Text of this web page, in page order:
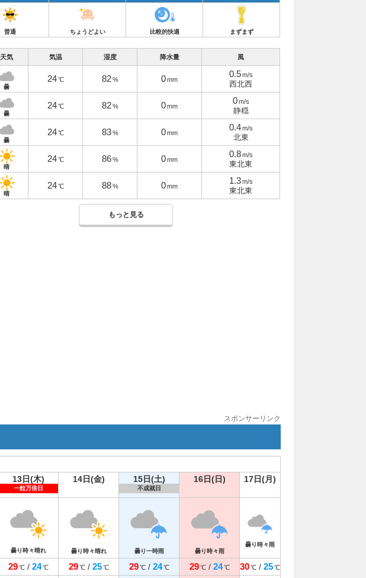
普通 ちょうどよい 比較的快適 まずまず
天気 気温 湿度 降水量 風
曇
24℃ 82% 0mm
0.5m/s
西北西
曇
24℃ 82% 0mm
0m/s
静穏
曇
24℃ 83% 0mm
0.4m/s
北東
晴
24℃ 86% 0mm
0.8m/s
東北東
晴
24℃ 88% 0mm
1.3m/s
東北東
もっと見る
スポンサーリンク
13日(木)
一粒万倍日
14日(金) 15日(土)
不成就日
16日(日) 17日(月)
曇り時々晴れ 曇り時々晴れ 曇り一時雨 曇り時々雨
曇り時々雨
29℃ / 24℃ 29 ℃/ 25 ℃ 29 ℃/ 24 ℃ 29 ℃/ 24 ℃ 30℃ / 25℃